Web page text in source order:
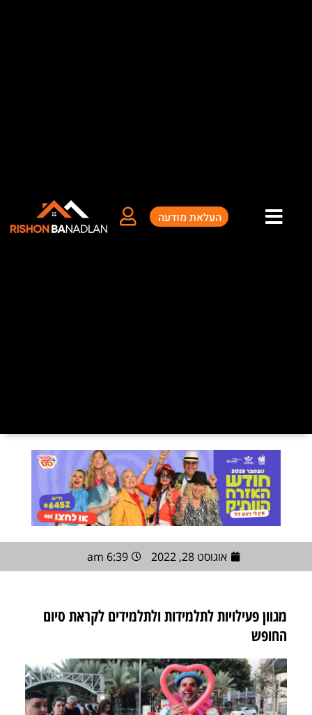
העלאת מודעה
אוגוסט 28, 2022 6:39 am
מגוון פעילויות לתלמידות ולתלמידים לקראת סיום
החופש